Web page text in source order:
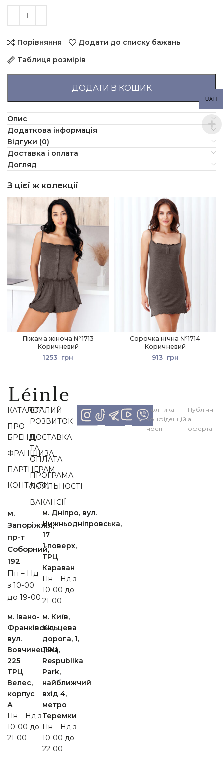
Порівняння
Додати до списку бажань
Таблиця розмірів
ДОДАТИ В КОШИК
Опис
Додаткова інформація
Відгуки (0)
Доставка і оплата
Догляд
З цієї ж колекції
Піжама жіноча №1713
Коричневий
1253 грн
Сорочка нічна №1714
Коричневий
913 грн
м.
Запоріжжя,
пр-т
Cоборний,
192
Пн – Нд
з 10-00
до 19-00
м. Дніпро, вул.
Нижньодніпровська,
17
1 поверх,
ТРЦ
Караван
Пн – Нд з
10-00 до
21-00
м. Івано-
Франківськ,
вул.
Вовчинецька,
225
ТРЦ
Велес,
корпус
А
Пн – Нд з
10-00 до
21-00
м. Київ,
Кільцева
дорога, 1,
ТРЦ
Respublika
Park,
найближчий
вхід 4,
метро
Теремки
Пн – Нд з
10-00 до
22-00
КАТАЛОГ
ПРО
БРЕНД
ФРАНШИЗА
ПАРТНЕРАМ
КОНТАКТИ
СТАЛИЙ
РОЗВИТОК
ДОСТАВКА
ТА
ОПЛАТА
ПРОГРАМА
ЛОЯЛЬНОСТІ
ВАКАНСІЇ
Політика
конфіденцій
ності
Публічн
а
оферта
UAH